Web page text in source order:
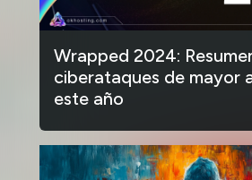
Wrapped 2024:
ciberataques de mayor
este año